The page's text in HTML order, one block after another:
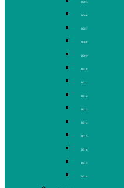
2005
2006
2007
2008
2009
2010
2011
2012
2013
2014
2015
2016
2017
2018